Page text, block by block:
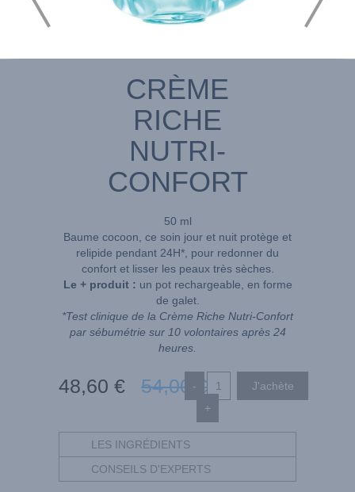
CRÈME
RICHE
NUTRI-
CONFORT
50 ml
Baume cocoon, ce soin jour et nuit protège et
relipide pendant 24H*, pour redonner du
confort et lisser les peaux très sèches.
Le + produit : un pot rechargeable, en forme
de galet.
*Test clinique de la Crème Riche Nutri-Confort
par sébumétrie sur 10 volontaires après 24
heures.
48,60 € 54,00 €
-
+
LES INGRÉDIENTS
CONSEILS D'EXPERTS